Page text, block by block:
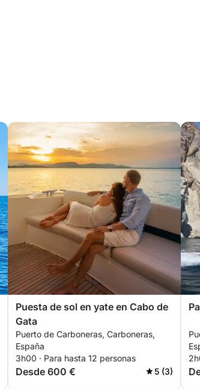
Puesta de sol en yate en Cabo de
Gata
Puerto de Carboneras, Carboneras,
España
3h00 · Para hasta 12 personas
Desde 600 € 5 (3)